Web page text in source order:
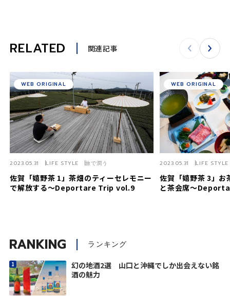
RELATED 関連記事
佐賀「嬉野茶 1」茶畑のティーセレモニー
で解放する～Deportare Trip vol.9
2023.05.31 LIFE STYLE 旅で潤う
WEB ORIGINAL
佐賀「嬉野茶 3」お
と茶会席～
2023.05.31 LIFE STYLE
WEB ORIGINAL
RANKING ランキング
幻の地酒2選 山口と沖縄でしか出会えない銘
酒の魅力